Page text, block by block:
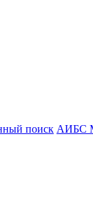
поиск АИБС